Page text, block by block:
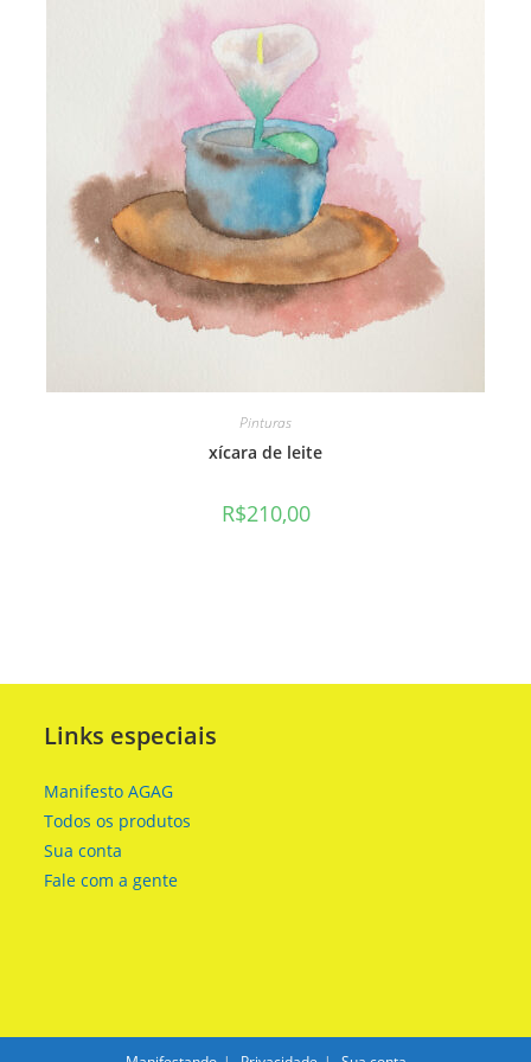
Pinturas
xícara de leite
R$210,00
Links especiais
Manifesto AGAG
Todos os produtos
Sua conta
Fale com a gente